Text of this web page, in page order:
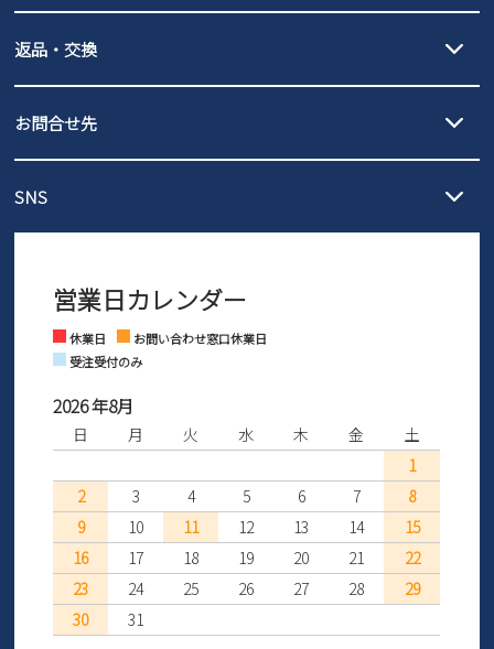
北海道・本州・四国・九州…550円
3,980円（税込）以上お買い上げで送料無料
発送日・送料詳細については
ご利用ください。
全国一律…220円（税込）
発送日・送料詳細についてはご利用ガイドを
ご利用ください。
返品・交換
の片道無料サービスを実施中！
ントとしても安心してご利用いただけるよう、サイズ交換の受付期
さい。
お問合せ先
営業時間：11時～17時
※土日祝はお問い合わせ窓口休業日となります。
SNS
Facebook Instagram
営業日カレンダー
休業日
お問い合わせ窓口休業日
受注受付のみ
2026 年8月
日 月 火 水 木 金
土
1
2
3 4 5 6 7
8
9
10 11 12 13 14
15
16
17 18 19 20 21
22
23
24 25 26 27 28
29
30
31